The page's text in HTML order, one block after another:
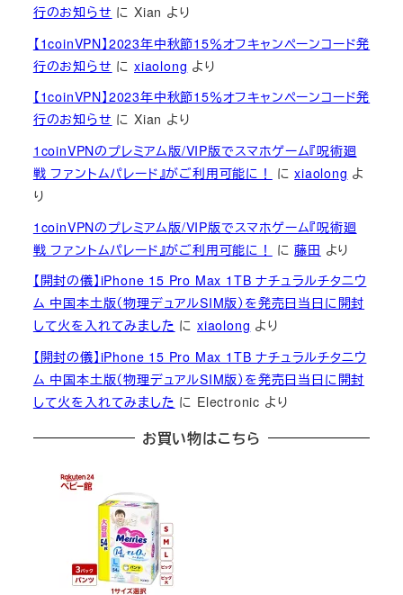
行のお知らせ にXian より
【1coinVPN】2023年中秋節15％オフキャンペーンコード発
行のお知らせ にxiaolong より
【1coinVPN】2023年中秋節15％オフキャンペーンコード発
行のお知らせ にXian より
1coinVPNのプレミアム版/VIP版でスマホゲーム『呪術廻
戦 ファントムパレード』がご利用可能に！
にxiaolong よ
り
1coinVPNのプレミアム版/VIP版でスマホゲーム『呪術廻
戦 ファントムパレード』がご利用可能に！
に藤田 より
【開封の儀】iPhone 15 Pro Max 1TB ナチュラルチタニウ
ム 中国本土版（物理デュアルSIM版）を発売日当日に開封
して火を入れてみました にxiaolong より
【開封の儀】iPhone 15 Pro Max 1TB ナチュラルチタニウ
ム 中国本土版（物理デュアルSIM版）を発売日当日に開封
して火を入れてみました に Electronic より
お買い物はこちら